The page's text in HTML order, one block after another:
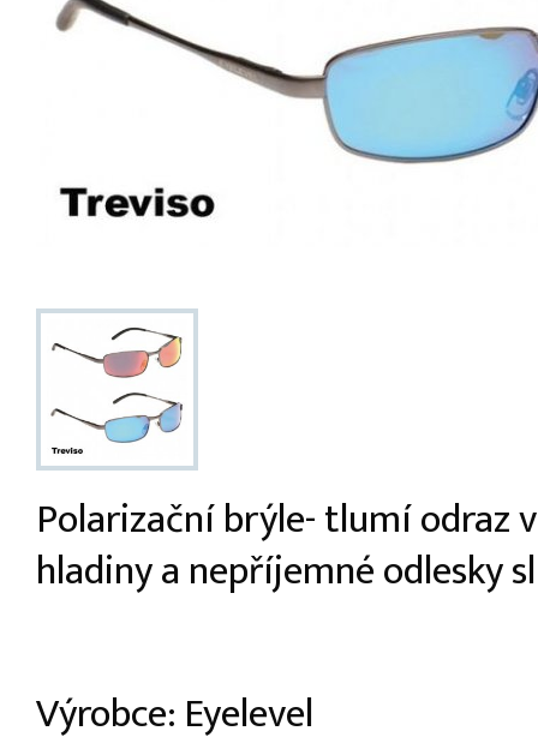
Polarizační brýle- tlumí odraz
hladiny a nepříjemné odlesky
Výrobce: Eyelevel